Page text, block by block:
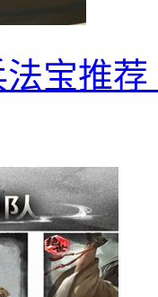
宝推